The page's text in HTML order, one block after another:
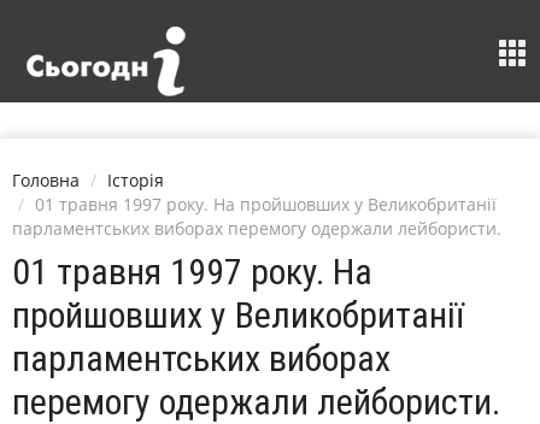
Головна
Історія
01 травня 1997 року. На пройшовших у Великобританії
парламентських виборах перемогу одержали лейбористи.
01 травня 1997 року. На
пройшовших у Великобританії
парламентських виборах
перемогу одержали лейбористи.